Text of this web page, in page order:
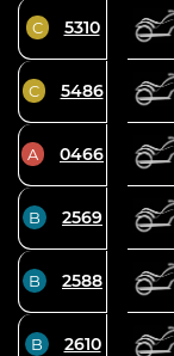
C 5310
C 5486
A 0466
B 2569
B 2588
B 2610